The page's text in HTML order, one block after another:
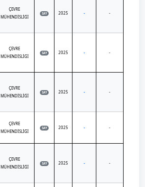
ÇEVRE
MÜHENDİSLİĞİ
SAY 2025 - -
ÇEVRE
MÜHENDİSLİĞİ
SAY 2025 - -
ÇEVRE
MÜHENDİSLİĞİ
SAY 2025 - -
ÇEVRE
MÜHENDİSLİĞİ
SAY 2025 - -
ÇEVRE
MÜHENDİSLİĞİ
SAY 2025 - -